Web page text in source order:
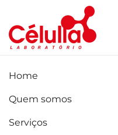
Skip to main content
Home
Quem somos
Serviços